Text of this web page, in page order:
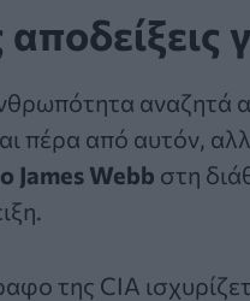
αναζητά
πέρα από αυτόν,
James Webb στη
της CIA